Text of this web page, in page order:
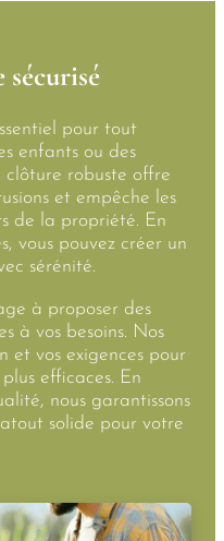
sécurisé
pour tout
enfants ou des
clôture robuste offre
et empêche les
de la propriété. En
vous pouvez créer un
sérénité.
à proposer des
à vos besoins. Nos
et vos exigences pour
efficaces. En
nous garantissons
solide pour votre